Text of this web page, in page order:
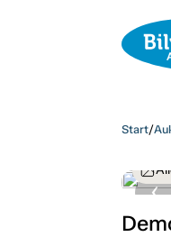
Start/